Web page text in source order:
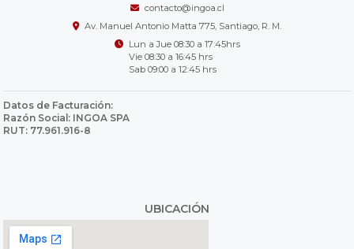
contacto@ingoa.cl
Av. Manuel Antonio Matta 775, Santiago, R. M.
Lun a Jue 08:30 a 17:45hrs
Vie 08:30 a 16:45 hrs
Sab 09:00 a 12:45 hrs
Datos de Facturación:
Razón Social: INGOA SPA
RUT: 77.961.916-8
UBICACIÓN